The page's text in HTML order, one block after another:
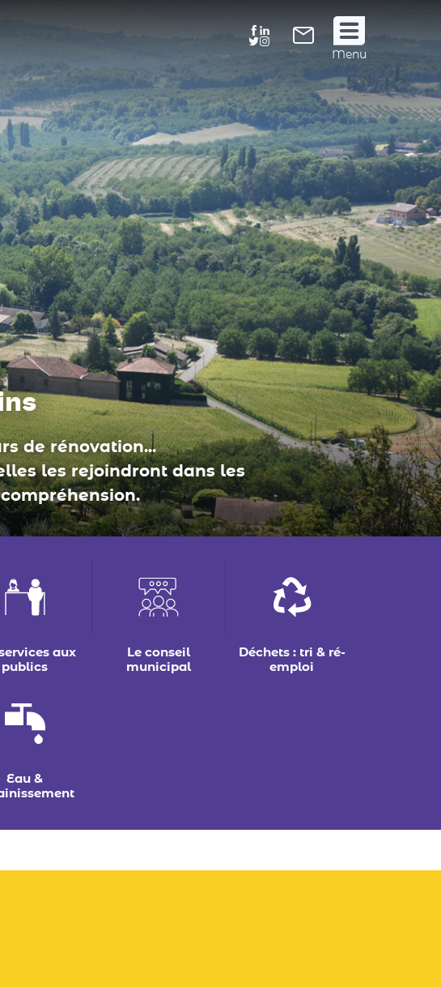
Suivez
Menu
de rénovation...
les rejoindront dans les
aux
publics
Le conseil
municipal
Déchets : tri & ré-
emploi
Eau &